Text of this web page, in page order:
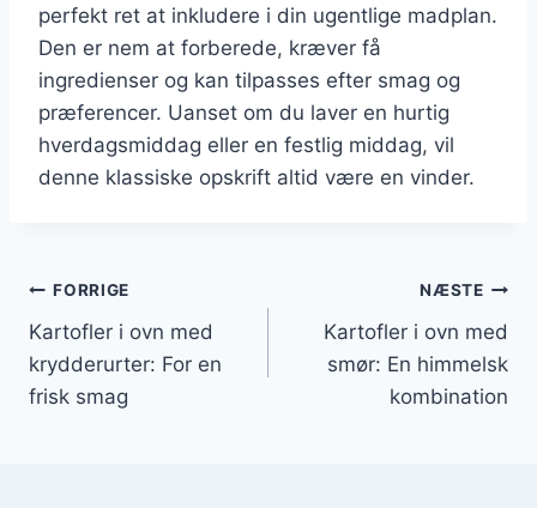
perfekt ret at inkludere i din ugentlige madplan.
Den er nem at forberede, kræver få
ingredienser og kan tilpasses efter smag og
præferencer. Uanset om du laver en hurtig
hverdagsmiddag eller en festlig middag, vil
denne klassiske opskrift altid være en vinder.
Indlægsnavigation
FORRIGE
Kartofler i ovn med
krydderurter: For en
frisk smag
NÆSTE
Kartofler i ovn med
smør: En himmelsk
kombination